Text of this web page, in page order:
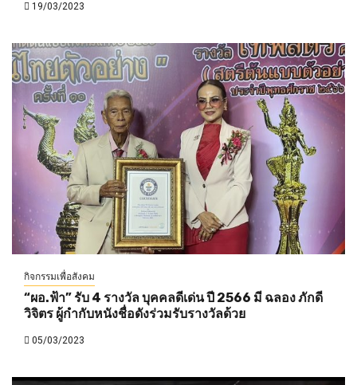
19/03/2023
กิจกรรมเพื่อสังคม
“ผอ.ฟ้า” รับ 4 รางวัล บุคคลดีเด่น ปี 2566 มี ฉลอง ภักดี
วิจิตร ผู้กำกับหนังชื่อดังร่วมรับรางวัลด้วย
05/03/2023